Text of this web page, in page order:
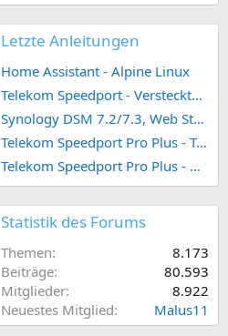
Letzte Anleitungen
Home Assistant - Alpine Linux
Telekom Speedport - Versteckte Konfigurationen
Synology DSM 7.2/7.3, Web Station 4, Webdienst und Webportal erstellen (ehemals vHost)
Telekom Speedport Pro Plus - Telefonie einrichten
Telekom Speedport Pro Plus - Netzwerk einrichten
Statistik des Forums
Themen
8.173
Beiträge
80.593
Mitglieder
8.922
Neuestes Mitglied
Malus11